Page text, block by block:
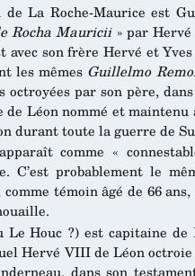
La Roche-Maurice est
Rocha Mauricii» par Hervé
avec son frère Hervé et
les mêmes Guillelmo
octroyées par son père,
de Léon nommé et
durant toute la guerre de
comme «
C’est probablement le
comme témoin âgé de 66
Le Houc ?) est capitaine
Hervé VIII de Léon
dans son